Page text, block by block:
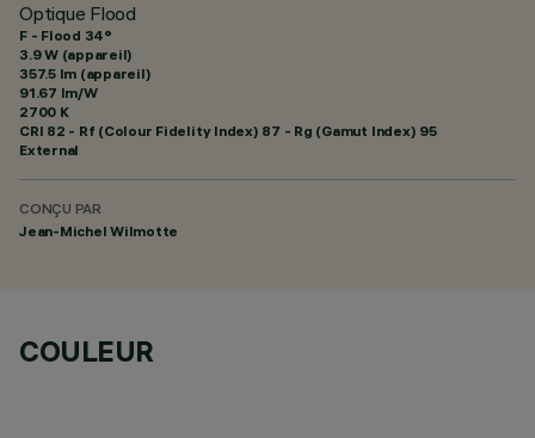
Optique Flood
F - Flood 34°
3.9 W (appareil)
357.5 lm (appareil)
91.67 lm/W
2700 K
CRI 82 - Rf (Colour Fidelity Index) 87 - Rg (Gamut Index) 95
External
CONÇU PAR
Jean-Michel Wilmotte
COULEUR